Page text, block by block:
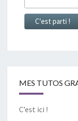
MES TUTOS
C’est ici !